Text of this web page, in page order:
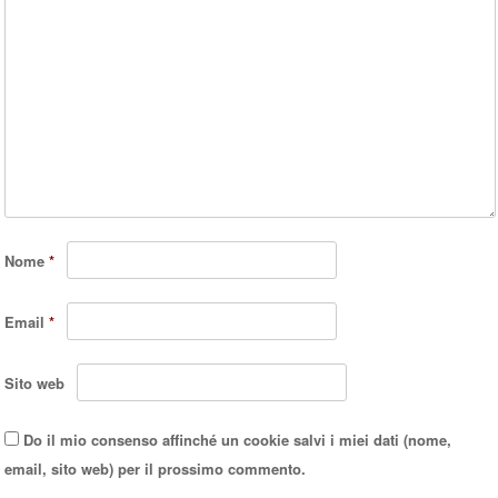
Nome*
Email*
Sito web
Do il mio consenso affinché un cookie salvi i miei dati (nome,
email, sito web) per il prossimo commento.